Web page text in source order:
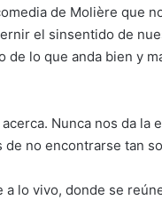
de Molière que
el sinsentido de
lo que anda bien y
Nunca nos da la
no encontrarse tan
lo vivo, donde se